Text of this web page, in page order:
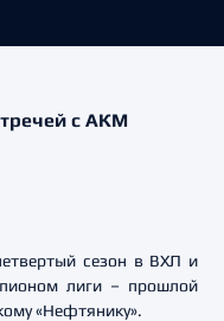
с АКМ
сезон в ВХЛ и
лиги – прошлой
«Нефтянику».